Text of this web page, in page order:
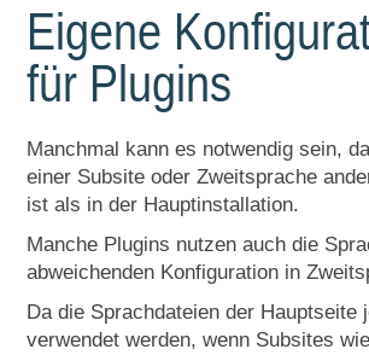
Eigene
für Plugins
Manchmal kann es notwendig sein,
einer Subsite oder Zweitsprache
ist als in der Hauptinstallation.
Manche Plugins nutzen auch die
abweichenden Konfiguration in
Da die Sprachdateien der Hauptseite
verwendet werden, wenn Subsites